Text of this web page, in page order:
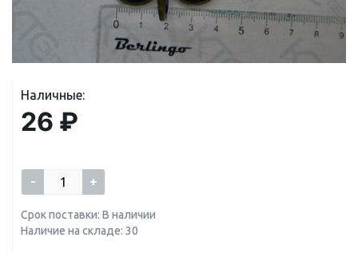
Наличные:
26 ₽
- +
Срок поставки: В наличии
Наличие на складе: 30